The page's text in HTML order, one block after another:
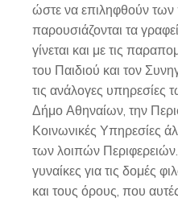
ώστε να επιληφθούν των
παρουσιάζονται τα
γίνεται και με τις
του Παιδιού και τον
τις ανάλογες υπηρεσίες
Δήμο Αθηναίων, την
Κοινωνικές Υπηρεσίες
των λοιπών
γυναίκες για τις δομές
και τους όρους, που